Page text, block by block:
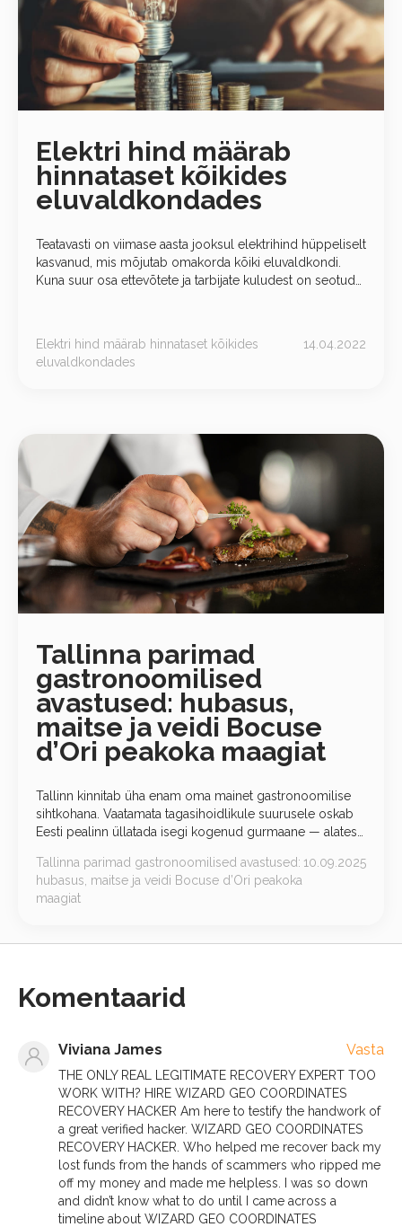
Elektri hind määrab
hinnataset kõikides
eluvaldkondades
Teatavasti on viimase aasta jooksul elektrihind hüppeliselt
kasvanud, mis mõjutab omakorda kõiki eluvaldkondi.
Kuna suur osa ettevõtete ja tarbijate kuludest on seotud
Elektri hind määrab hinnataset kõikides
eluvaldkondades
14.04.2022
Tallinna parimad
gastronoomilised
avastused: hubasus,
maitse ja veidi Bocuse
d’Ori peakoka maagiat
Tallinn kinnitab üha enam oma mainet gastronoomilise
sihtkohana. Vaatamata tagasihoidlikule suurusele oskab
Eesti pealinn üllatada isegi kogenud gurmaane — alates
kõrgköögirestoranideni autoriliku lähenemisega.
Tallinna parimad gastronoomilised avastused:
hubasus, maitse ja veidi Bocuse d’Ori peakoka
maagiat
10.09.2025
Komentaarid
Viviana James Vasta
THE ONLY REAL LEGITIMATE RECOVERY EXPERT TOO
WORK WITH? HIRE WIZARD GEO COORDINATES
RECOVERY HACKER Am here to testify the handwork of
a great verified hacker. WIZARD GEO COORDINATES
RECOVERY HACKER. Who helped me recover back my
lost funds from the hands of scammers who ripped me
off my money and made me helpless. I was so down
and didn’t know what to do until I came across a
timeline about WIZARD GEO COORDINATES